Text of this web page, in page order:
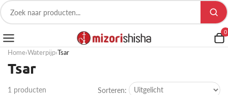
0
Home›Waterpijp›Tsar
Tsar
1 producten Sorteren: